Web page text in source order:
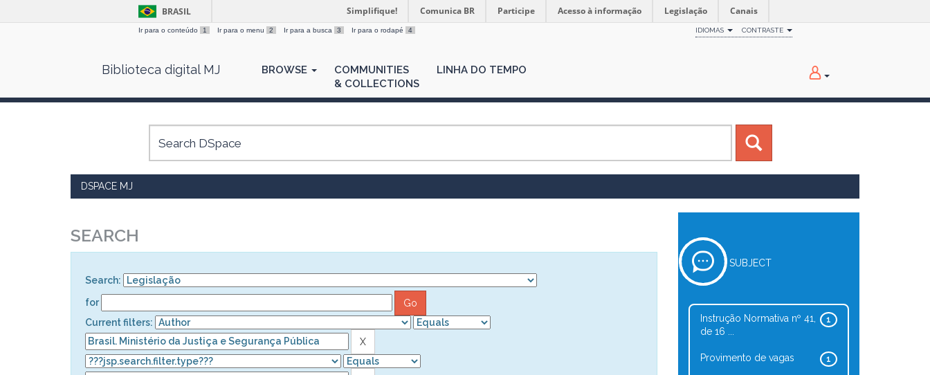
BRASIL Simplifique! Comunica BR Participe Acesso à informação Legislação Canais
Ir para o conteúdo 1 Ir para o menu 2 Ir para a busca 3 Ir para o rodapé 4 IDIOMAS CONTRASTE
Biblioteca digital MJ BROWSE
COMMUNITIES
& COLLECTIONS
LINHA DO TEMPO
DSPACE MJ
SEARCH
Search:
for
Current filters:
SUBJECT
1
Instrução Normativa nº 41,
de 16 ...
1
Provimento de vagas